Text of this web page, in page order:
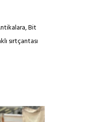
Bit
sırtçantası